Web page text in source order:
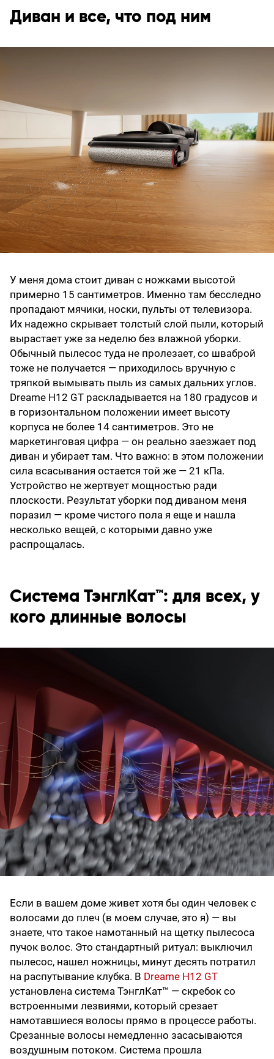
Диван и все, что под ним
У меня дома стоит диван с ножками высотой
примерно 15 сантиметров. Именно там бесследно
пропадают мячики, носки, пульты от телевизора.
Их надежно скрывает толстый слой пыли, который
вырастает уже за неделю без влажной уборки.
Обычный пылесос туда не пролезает, со шваброй
тоже не получается — приходилось вручную с
тряпкой вымывать пыль из самых дальних углов.
Dreame H12 GT раскладывается на 180 градусов и
в горизонтальном положении имеет высоту
корпуса не более 14 сантиметров. Это не
маркетинговая цифра — он реально заезжает под
диван и убирает там. Что важно: в этом положении
сила всасывания остается той же — 21 кПа.
Устройство не жертвует мощностью ради
плоскости. Результат уборки под диваном меня
поразил — кроме чистого пола я еще и нашла
несколько вещей, с которыми давно уже
распрощалась.
Система ТэнглКат™: для всех, у
кого длинные волосы
Если в вашем доме живет хотя бы один человек с
волосами до плеч (в моем случае, это я) — вы
знаете, что такое намотанный на щетку пылесоса
пучок волос. Это стандартный ритуал: выключил
пылесос, нашел ножницы, минут десять потратил
на распутывание клубка. В Dreame H12 GT
установлена система ТэнглКат™ — скребок со
встроенными лезвиями, который срезает
намотавшиеся волосы прямо в процессе работы.
Срезанные волосы немедленно засасываются
воздушным потоком. Система прошла